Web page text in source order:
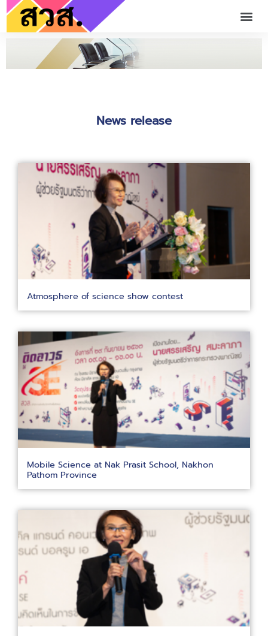
News release
Atmosphere of science show contest
Mobile Science at Nak Prasit School, Nakhon
Pathom Province